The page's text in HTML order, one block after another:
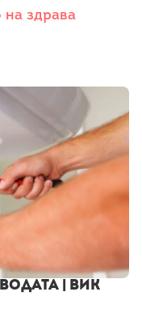
здрава
| ВиК